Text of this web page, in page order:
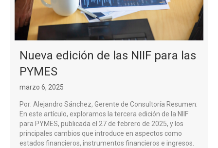
Nueva edición de las NIIF para las
PYMES
marzo 6, 2025
Por: Alejandro Sánchez, Gerente de Consultoría Resumen:
En este artículo, exploramos la tercera edición de la NIIF
para PYMES, publicada el 27 de febrero de 2025, y los
principales cambios que introduce en aspectos como
estados financieros, instrumentos financieros e ingresos.